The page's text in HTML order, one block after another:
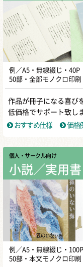
例／A5・無線綴じ・40P
50部・全部モノクロ印刷
作品が冊子になる喜び
低価格でサポート致し
おすすめ仕様
価格
個人・サークル向け
小説／実用書
例／A5・無線綴じ・100P
50部・本文モノクロ印刷